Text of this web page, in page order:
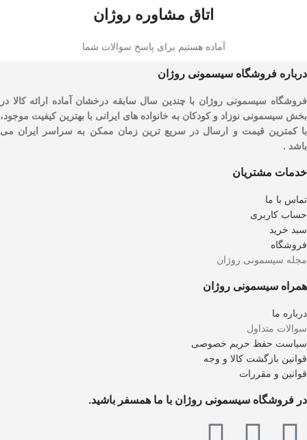
اتاق مشاوره روژان
آماده هستیم برای پاسخ سوالات شما
درباره فروشگاه سیسمونی روژان
فروشگاه سیسمونی روژان با چندین سال سابقه درخشان آماده ارائه کالا در
بخش سیسمونی نوزاد و کودکان به خانواده های ایرانی با بهترین کیفیت موجود،
با کمترین قیمت و ارسال در سریع ترین زمان ممکن به سراسر ایران می
باشد .
خدمات مشتریان
تماس با ما
حساب کاربری
سبد خرید
فروشگاه
مجله سیسمونی روژان
همراه سیسمونی روژان
درباره ما
سوالات متداول
سیاست حفظ حریم خصوصی
قوانین بازگشت کالا و وجه
قوانین و مقررات
در فروشگاه سیسمونی روژان با ما همسفر باشید.